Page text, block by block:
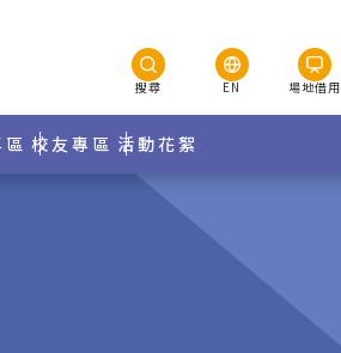
搜尋 EN 場地借用
校友專區 活動花絮